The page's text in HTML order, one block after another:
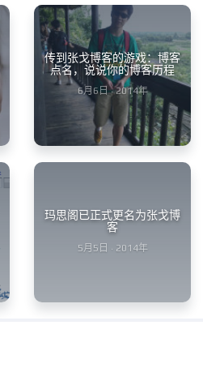
传到张戈博客的游戏：博客
点名，说说你的博客历程
6月6日 · 2014年
玛思阁已正式更名为张戈博
客
5月5日 · 2014年